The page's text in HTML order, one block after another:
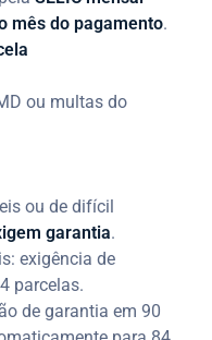
mês do pagamento.
ou multas do
ou de difícil
garantia.
exigência de
parcelas.
de garantia em 90